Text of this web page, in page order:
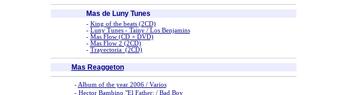
Mas de Luny Tunes
- King of the beats (2CD)
- Luny Tunes - Tainy / Los Benjamins
- Mas Flow (CD + DVD)
- Mas Flow 2 (2CD)
- Trayectoria (2CD)
Mas Reaggeton
- Album of the year 2006 / Varios
- Hector Bambino "El Father: / Bad Boy